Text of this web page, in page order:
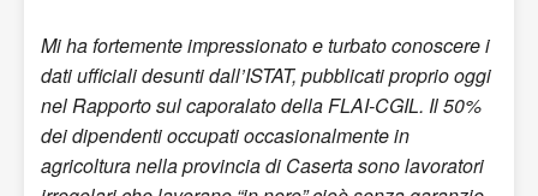
Mi ha fortemente impressionato e turbato conoscere i
dati ufficiali desunti dall’ISTAT, pubblicati proprio oggi
nel Rapporto sul caporalato della FLAI-CGIL. Il 50%
dei dipendenti occupati occasionalmente in
agricoltura nella provincia di Caserta sono lavoratori